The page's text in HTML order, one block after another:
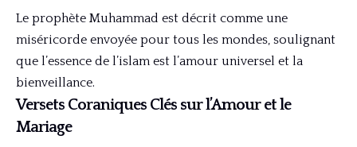
Le prophète Muhammad est décrit comme une
miséricorde envoyée pour tous les mondes, soulignant
que l’essence de l’islam est l’amour universel et la
bienveillance.
Versets Coraniques Clés sur l’Amour et le
Mariage